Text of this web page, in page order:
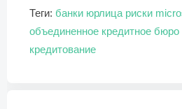
Теги: банки юрлица риски
объединенное кредитное бюро
кредитование